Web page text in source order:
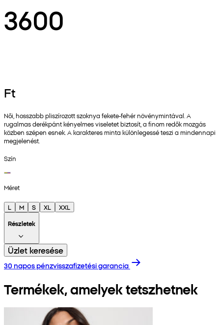
3600
Ft
Női, hosszabb pliszírozott szoknya fekete‑fehér növénymintával. A
rugalmas derékpánt kényelmes viseletet biztosít, a finom redők mozgás
közben szépen esnek. A karakteres minta különlegessé teszi a mindennapi
megjelenést.
Szín
Méret
L M S XL
XXL
Részletek
Üzlet keresése
30 napos pénzvisszafizetési garancia
Termékek, amelyek tetszhetnek